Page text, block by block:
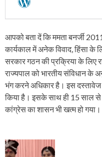
आपको बता दें कि ममता बनर्जी
कार्यकाल में अनेक विवाद, हिंसा के
सरकार गठन की प्रक्रिया के लिए
राज्यपाल को भारतीय संविधान के
भंग करने अधिकार है। इस दस्तावेज
किया है। इसके साथ ही 15 साल से
कांग्रेस का शासन भी खत्म हो गया।
P